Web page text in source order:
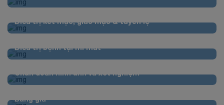
Điều trị kết mạc, giác mạc & tuyến lệ
Điều trị bệnh tại mi mắt
Chẩn đoán hình ảnh và xét nghiệm
Bảng giá